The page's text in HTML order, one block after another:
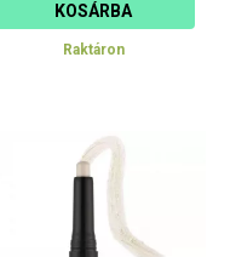
KOSÁRBA
Raktáron